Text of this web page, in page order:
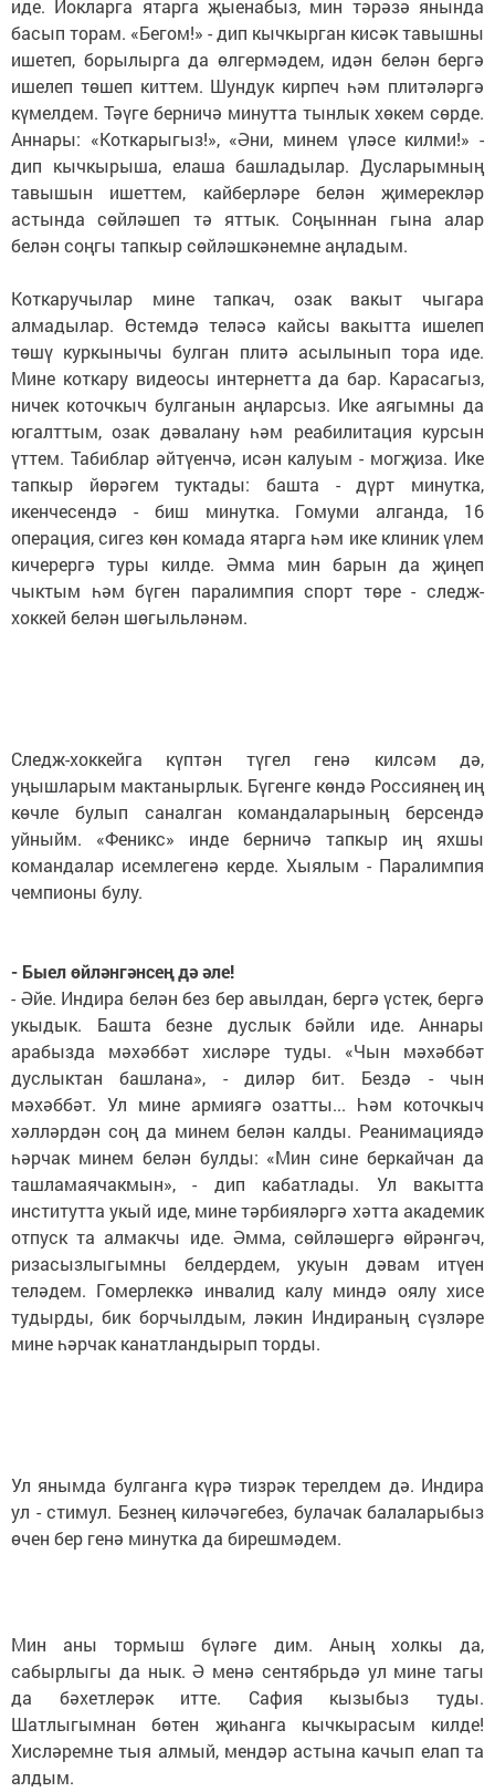
иде. Йокларга ятарга җыенабыз, мин тәрәзә янында
басып торам. «Бегом!» - дип кычкырган кисәк тавышны
ишетеп, борылырга да өлгермәдем, идән белән бергә
ишелеп төшеп киттем. Шундук кирпеч һәм плитәләргә
күмелдем. Тәүге берничә минутта тынлык хөкем сөрде.
Аннары: «Коткарыгыз!», «Әни, минем үләсе килми!» -
дип кычкырыша, елаша башладылар. Дусларымның
тавышын ишеттем, кайберләре белән җимерекләр
астында сөйләшеп тә яттык. Соңыннан гына алар
белән соңгы тапкыр сөйләшкәнемне аңладым.
Коткаручылар мине тапкач, озак вакыт чыгара
алмадылар. Өстемдә теләсә кайсы вакытта ишелеп
төшү куркынычы булган плитә асылынып тора иде.
Мине коткару видеосы интернетта да бар. Карасагыз,
ничек коточкыч булганын аңларсыз. Ике аягымны да
югалттым, озак дәвалану һәм реабилитация курсын
үттем. Табиблар әйтүенчә, исән калуым - могҗиза. Ике
тапкыр йөрәгем туктады: башта - дүрт минутка,
икенчесендә - биш минутка. Гомуми алганда, 16
операция, сигез көн комада ятарга һәм ике клиник үлем
кичерергә туры килде. Әмма мин барын да җиңеп
чыктым һәм бүген паралимпия спорт төре - следж-
хоккей белән шөгыльләнәм.
Следж-хоккейга күптән түгел генә килсәм дә,
уңышларым мактанырлык. Бүгенге көндә Россиянең иң
көчле булып саналган командаларының берсендә
уйныйм. «Феникс» инде берничә тапкыр иң яхшы
командалар исемлегенә керде. Хыялым - Паралимпия
чемпионы булу.
- Быел өйләнгәнсең дә әле!
- Әйе. Индира белән без бер авылдан, бергә үстек, бергә
укыдык. Башта безне дуслык бәйли иде. Аннары
арабызда мәхәббәт хисләре туды. «Чын мәхәббәт
дуслыктан башлана», - диләр бит. Бездә - чын
мәхәббәт. Ул мине армиягә озатты... Һәм коточкыч
хәлләрдән соң да минем белән калды. Реанимациядә
һәрчак минем белән булды: «Мин сине беркайчан да
ташламаячакмын», - дип кабатлады. Ул вакытта
институтта укый иде, мине тәрбияләргә хәтта академик
отпуск та алмакчы иде. Әмма, сөйләшергә өйрәнгәч,
ризасызлыгымны белдердем, укуын дәвам итүен
теләдем. Гомерлеккә инвалид калу миндә оялу хисе
тудырды, бик борчылдым, ләкин Индираның сүзләре
мине һәрчак канатландырып торды.
Ул янымда булганга күрә тизрәк терелдем дә. Индира
ул - стимул. Безнең киләчәгебез, булачак балаларыбыз
өчен бер генә минутка да бирешмәдем.
Мин аны тормыш бүләге дим. Аның холкы да,
сабырлыгы да нык. Ә менә сентябрьдә ул мине тагы
да бәхетлерәк итте. Сафия кызыбыз туды.
Шатлыгымнан бөтен җиһанга кычкырасым килде!
Хисләремне тыя алмый, мендәр астына качып елап та
алдым.